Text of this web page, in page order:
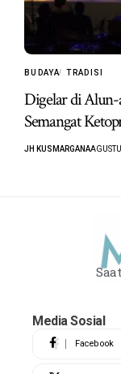
BUDAYA TRADISI
Digelar di
Semangat
JH KUSMARGANA
Media Sosial
Facebook